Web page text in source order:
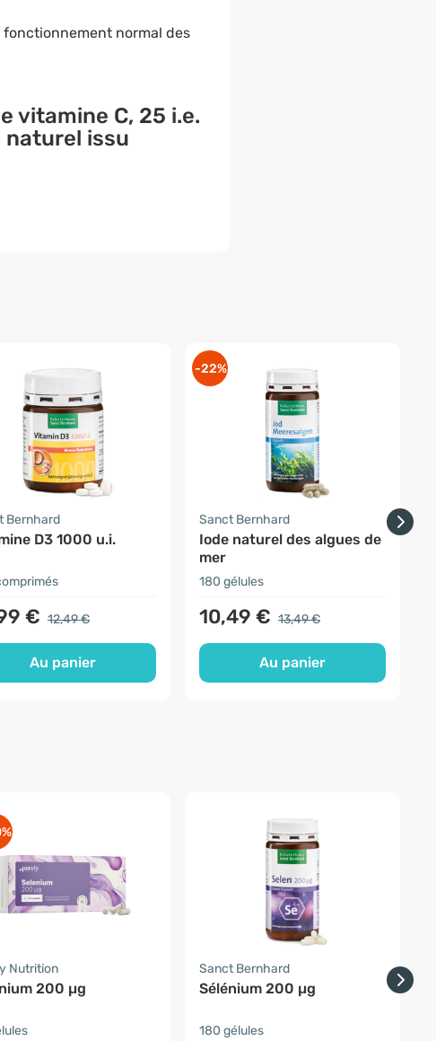
normal des
vitamine C, 25 i.e.
issu
Bernhard
D3 1000 u.i.
€ 12,49 €
Au panier
-22%
Sanct Bernhard
Iode naturel des algues de
mer
180 gélules
10,49 € 13,49 €
Au panier
Nutrition
200 µg
Sanct Bernhard
Sélénium 200 µg
180 gélules